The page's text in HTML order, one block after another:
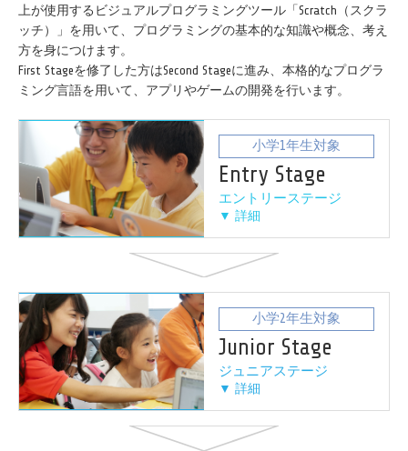
上が使用するビジュアルプログラミングツール「Scratch（スクラ
ッチ）」を用いて、プログラミングの基本的な知識や概念、考え
方を身につけます。
First Stageを修了した方はSecond Stageに進み、本格的なプログラ
ミング言語を用いて、アプリやゲームの開発を行います。
小学1年生対象
Entry Stage
エントリーステージ
▼ 詳細
小学2年生対象
Junior Stage
ジュニアステージ
▼ 詳細